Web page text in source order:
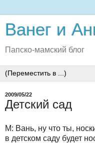
Ванег и
Папско-мамский блог
2009/05/22
Детский сад
М: Вань, ну что ты,
в детском саду будет